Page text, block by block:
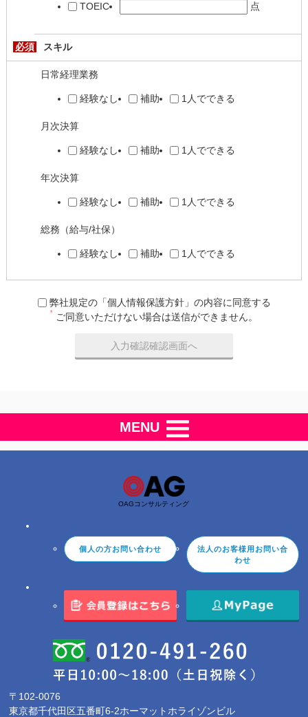
TOEIC
点
必須 スキル
日常経理業務
経験なし 補助 1人でできる
月次決算
経験なし 補助 1人でできる
年次決算
経験なし 補助 1人でできる
総務（給与/社保）
経験なし 補助 1人でできる
弊社規定の「個人情報保護方針」の内容に同意する
* ご同意いただけない場合は送信ができません。
MENU
OAGコンサルティング
個人の方お問い合わせ
法人のお客様用お問い合
わせ
〒102-0076
東京都千代田区五番町6-2ホーマットホライゾンビル